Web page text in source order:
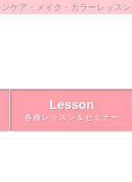
ア・メイク・カラーレッス
Lesson
各種レッスン＆セミナー